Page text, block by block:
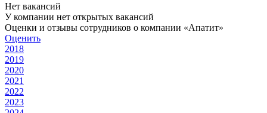
Нет вакансий
У компании нет открытых вакансий
Оценки и отзывы сотрудников о компании «Апатит»
Оценить
2018
2019
2020
2021
2022
2023